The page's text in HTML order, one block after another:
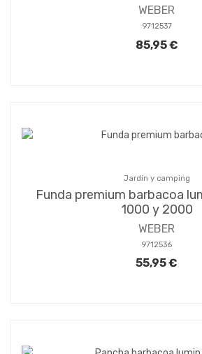
WEBER
9712537
85,95 €
Jardín y camping
Funda premium barbacoa
1000 y 2000
WEBER
9712536
55,95 €